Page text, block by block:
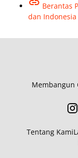
Berantas
dan Indonesia
Membangun
Tentang Kami